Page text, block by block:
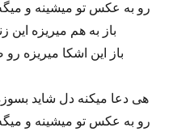
رو به عکس تو میشینه و میگه
باز به هم میریزه این
باز این اشکا میریزه
هی دعا میکنه دل شاید
رو به عکس تو میشینه و میگه